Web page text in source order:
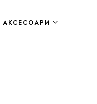
АКСЕСОАРИ